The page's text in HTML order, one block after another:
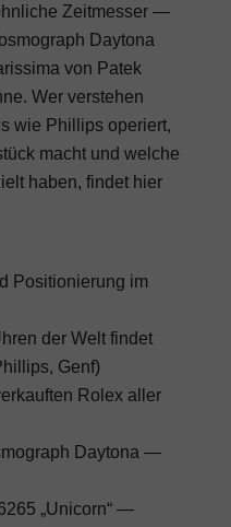
Zeitmesser —
Daytona
von Patek
Wer verstehen
wie Phillips operiert,
macht und welche
haben, findet hier
Positionierung im
der Welt findet
Genf)
Rolex aller
Daytona —
„Unicorn“ —